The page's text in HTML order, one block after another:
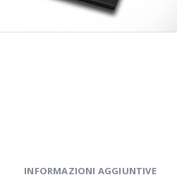
INFORMAZIONI AGGIUNTIVE